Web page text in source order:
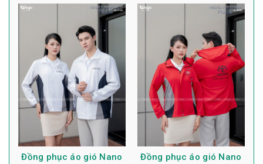
Đồng phục áo gió Nano
Đồng phục áo gió Nano